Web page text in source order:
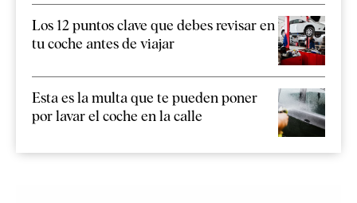
Los 12 puntos clave que debes revisar en
tu coche antes de viajar
Esta es la multa que te pueden poner
por lavar el coche en la calle